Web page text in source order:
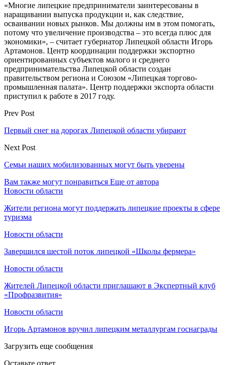
«Многие липецкие предприниматели заинтересованы в
наращивании выпуска продукции и, как следствие,
осваивании новых рынков. Мы должны им в этом помогать,
потому что увеличение производства – это всегда плюс для
экономики», – считает губернатор Липецкой области Игорь
Артамонов. Центр координации поддержки экспортно
ориентированных субъектов малого и среднего
предпринимательства Липецкой области создан
правительством региона и Союзом «Липецкая торгово-
промышленная палата». Центр поддержки экспорта области
приступил к работе в 2017 году.
Prev Post
Первый снег на дорогах Липецкой области убирают
Next Post
Семьи наших мобилизованных могут быть уверены
Вам также могут понравиться Еще от автора
Новости области
Жители региона могут поддержать липецкие проекты в сфере
туризма
Новости области
Завершился шестой поток липецкой «Школы фермера»
Новости области
Жителей Липецкой области приглашают в Экспертный клуб
«Профразвития»
Новости области
Игорь Артамонов вручил липецким металлургам госнаграды
Загрузить еще сообщения
Оставьте ответ